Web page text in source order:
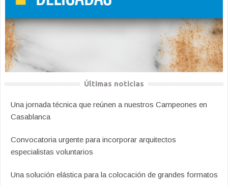
Últimas noticias
Una jornada técnica que reúnen a nuestros Campeones en
Casablanca
Convocatoria urgente para incorporar arquitectos
especialistas voluntarios
Una solución elástica para la colocación de grandes formatos